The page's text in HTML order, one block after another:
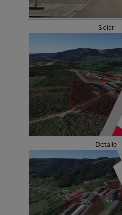
Solar
Detalle